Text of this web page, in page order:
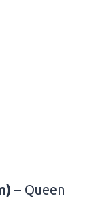
– Queen